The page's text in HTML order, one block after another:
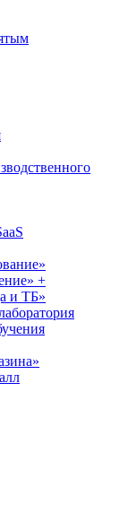
+
и ТБ»